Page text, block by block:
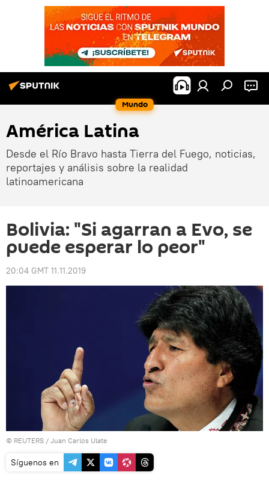
Mundo
América Latina
Desde el Río Bravo hasta Tierra del Fuego, noticias,
reportajes y análisis sobre la realidad
latinoamericana
Bolivia: "Si agarran a Evo, se
puede esperar lo peor"
20:04 GMT 11.11.2019
© REUTERS / Juan Carlos Ulate
Síguenos en